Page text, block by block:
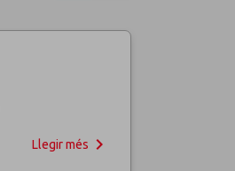
Llegir més navigate_next